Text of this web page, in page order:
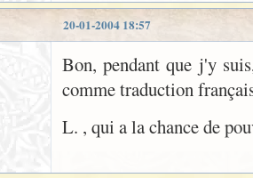
20-01-2004 18:57
Bon, pendant que j'y
comme traduction
L. , qui a la chance de